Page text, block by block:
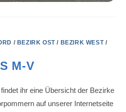
/ BEZIRK OST/ BEZIRK WEST/
M-V
ihr eine Übersicht der Bezirke
auf unserer Internetseite